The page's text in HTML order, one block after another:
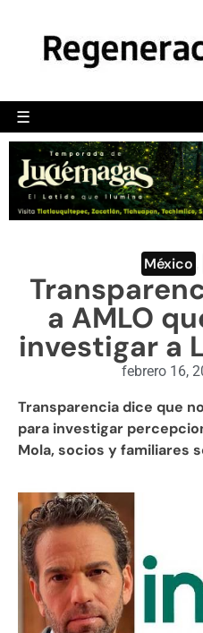
☰
ENGLISH
México
a AMLO
investigar a
febrero 16,
Transparencia dice que
para investigar
Mola, socios y familiares